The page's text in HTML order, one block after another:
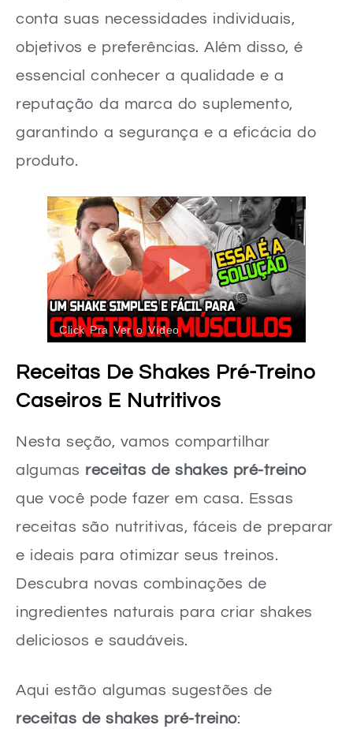
conta suas necessidades individuais,
objetivos e preferências. Além disso, é
essencial conhecer a qualidade e a
reputação da marca do suplemento,
garantindo a segurança e a eficácia do
produto.
Click Pra Ver o Vídeo
Receitas De Shakes Pré-Treino
Caseiros E Nutritivos
Nesta seção, vamos compartilhar
algumas receitas de shakes pré-treino
que você pode fazer em casa. Essas
receitas são nutritivas, fáceis de preparar
e ideais para otimizar seus treinos.
Descubra novas combinações de
ingredientes naturais para criar shakes
deliciosos e saudáveis.
Aqui estão algumas sugestões de
receitas de shakes pré-treino: